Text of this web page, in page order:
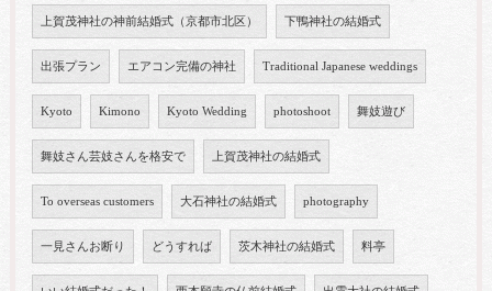
上賀茂神社の神前結婚式（京都市北区） 下鴨神社の結婚式
出張プラン エアコン完備の神社 Traditional Japanese weddings
Kyoto Kimono Kyoto Wedding photoshoot 舞妓遊び
舞妓さん芸妓さんを格安で 上賀茂神社の結婚式
To overseas customers 大石神社の結婚式 photography
一見さんお断り どうすれば 茨木神社の結婚式 料亭